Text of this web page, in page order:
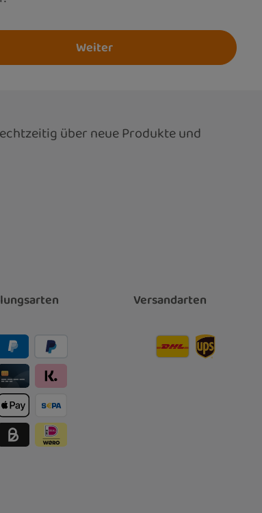
Weiter
über neue Produkte und
Versandarten